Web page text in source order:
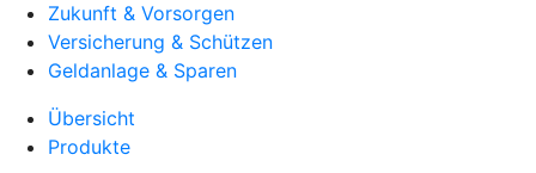
Zukunft & Vorsorgen
Versicherung & Schützen
Geldanlage & Sparen
Übersicht
Produkte